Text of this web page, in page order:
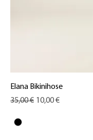
Elana Bikinihose
Standardpreis
35,00 € Sale-Preis
10,00 €